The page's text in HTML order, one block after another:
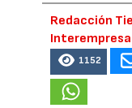
Redacción
1152